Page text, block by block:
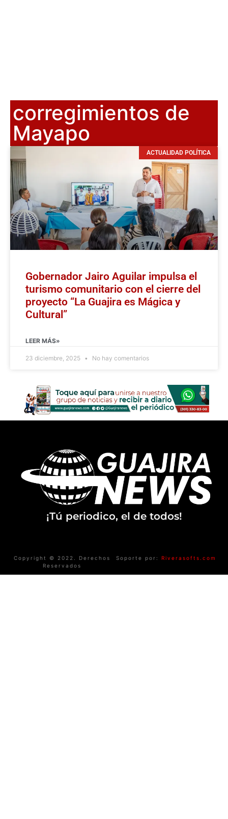
corregimientos de
Mayapo
ACTUALIDAD POLÍTICA
Gobernador Jairo Aguilar impulsa el
turismo comunitario con el cierre del
proyecto “La Guajira es Mágica y
Cultural”
LEER MÁS»
23 diciembre, 2025 No hay comentarios
¡Tú periodico, el de todos!
Copyright © 2022. Derechos
Reservados
Soporte por: Riverasofts.com